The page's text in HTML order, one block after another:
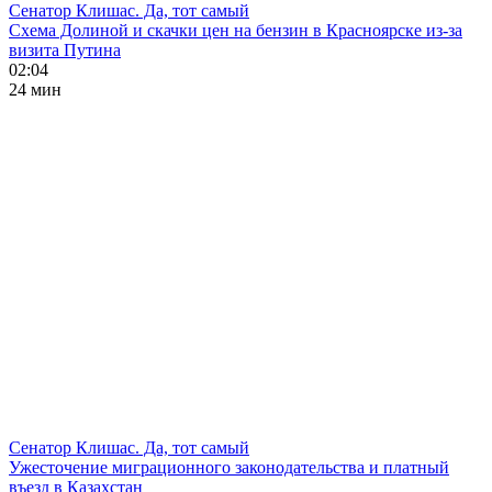
Сенатор Клишас. Да, тот самый
Схема Долиной и скачки цен на бензин в Красноярске из-за
визита Путина
02:04
24 мин
Сенатор Клишас. Да, тот самый
Ужесточение миграционного законодательства и платный
въезд в Казахстан